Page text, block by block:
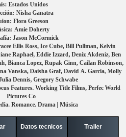
Estados Unidos
Nisha Ganatra
Flora Greeson
Amie Doherty
Jason McCormick
Ellis Ross, Ice Cube, Bill Pullman, Kelvin
Raphael, Eddie Izzard, Deniz Akdeniz, Ben
Bianca Lopez, Rupak Ginn, Cailan Robinson,
Vanska, Daisha Graf, David A. Garcia, Molly
Dennis, Gregory Schwabe
Features. Working Title Films, Perfec World
Pictures Co
Romance. Drama | Música
Datos tecnicos Trailer